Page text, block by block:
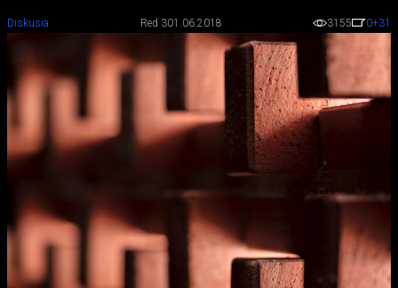
Diskusia Red 301.06.2018 3155 0+31